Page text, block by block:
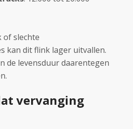
of slechte
kan dit flink lager uitvallen.
de levensduur daarentegen
vervanging